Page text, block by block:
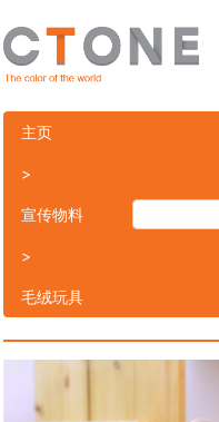
主页
>
宣传物料
>
毛绒玩具